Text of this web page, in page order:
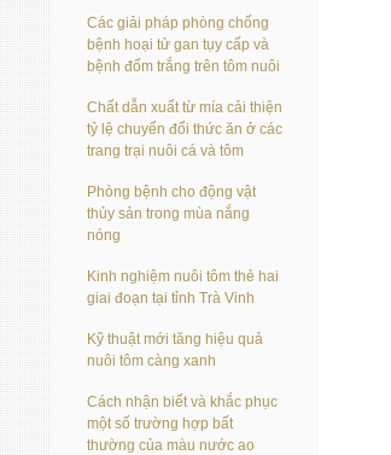
Các giải pháp phòng chống
bệnh hoại tử gan tụy cấp và
bệnh đốm trắng trên tôm nuôi
Chất dẫn xuất từ mía cải thiện
tỷ lệ chuyển đổi thức ăn ở các
trang trại nuôi cá và tôm
Phòng bệnh cho động vật
thủy sản trong mùa nắng
nóng
Kinh nghiệm nuôi tôm thẻ hai
giai đoạn tại tỉnh Trà Vinh
Kỹ thuật mới tăng hiệu quả
nuôi tôm càng xanh
Cách nhận biết và khắc phục
một số trường hợp bất
thường của màu nước ao